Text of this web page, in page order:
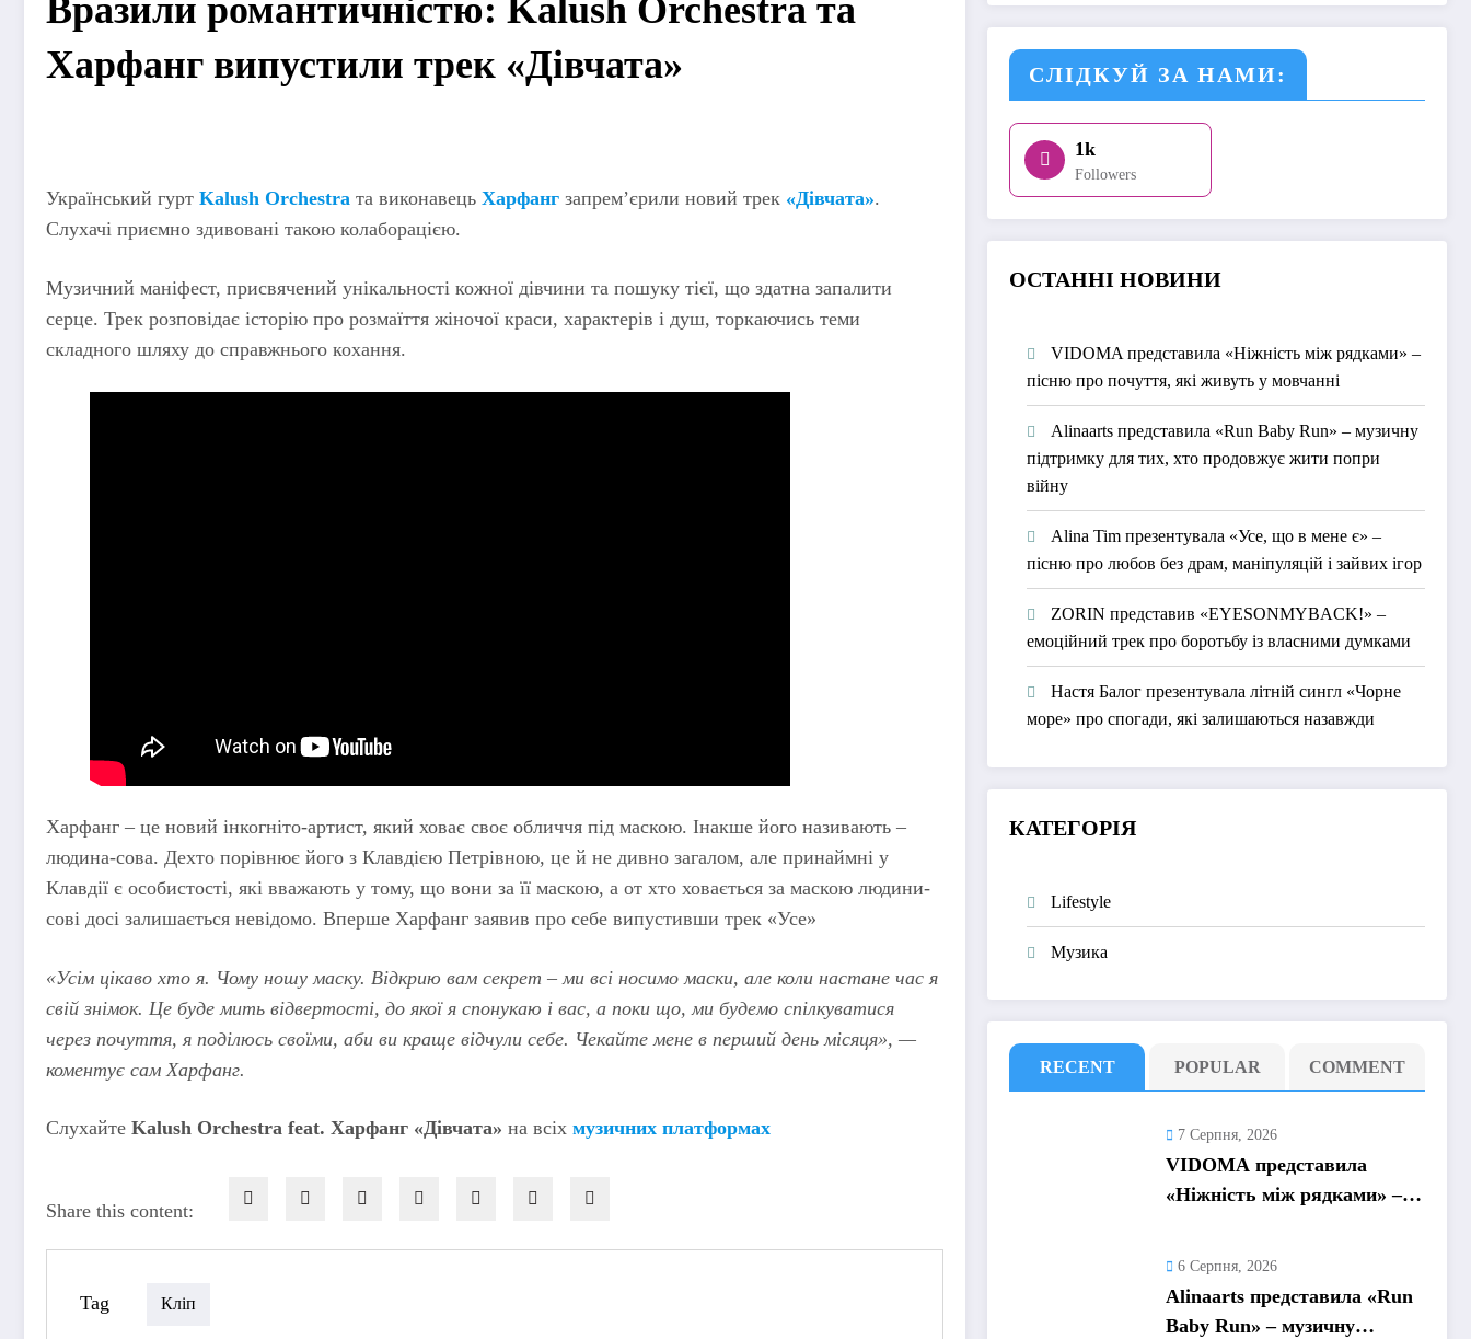
Вразили романтичністю: Kalush Orchestra та
Харфанг випустили трек «Дівчата»
Український гурт Kalush Orchestra та виконавець Харфанг запрем’єрили новий трек «Дівчата».
Слухачі приємно здивовані такою колаборацією.
Музичний маніфест, присвячений унікальності кожної дівчини та пошуку тієї, що здатна запалити
серце. Трек розповідає історію про розмаїття жіночої краси, характерів і душ, торкаючись теми
складного шляху до справжнього кохання.
Харфанг – це новий інкогніто-артист, який ховає своє обличчя під маскою. Інакше його називають –
людина-сова. Дехто порівнює його з Клавдією Петрівною, це й не дивно загалом, але принаймні у
Клавдії є особистості, які вважають у тому, що вони за її маскою, а от хто ховається за маскою людини-
сові досі залишається невідомо. Вперше Харфанг заявив про себе випустивши трек «Усе»
«Усім цікаво хто я. Чому ношу маску. Відкрию вам секрет – ми всі носимо маски, але коли настане час я
свій знімок. Це буде мить відвертості, до якої я спонукаю і вас, а поки що, ми будемо спілкуватися
через почуття, я поділюсь своїми, аби ви краще відчули себе. Чекайте мене в перший день місяця», —
коментує сам Харфанг.
Слухайте Kalush Orchestra feat. Харфанг «Дівчата» на всіх музичних платформах
Share this content:
Tag Кліп
СЛІДКУЙ ЗА НАМИ:
1k
Followers
ОСТАННІ НОВИНИ
VIDOMA представила «Ніжність між рядками» –
пісню про почуття, які живуть у мовчанні
Alinaarts представила «Run Baby Run» – музичну
підтримку для тих, хто продовжує жити попри
війну
Alina Tim презентувала «Усе, що в мене є» –
пісню про любов без драм, маніпуляцій і зайвих ігор
ZORIN представив «EYESONMYBACK!» –
емоційний трек про боротьбу із власними думками
Настя Балог презентувала літній сингл «Чорне
море» про спогади, які залишаються назавжди
КАТЕГОРІЯ
Lifestyle
Музика
RECENT POPULAR COMMENT
7 Серпня, 2026
VIDOMA представила
«Ніжність між рядками» –
6 Серпня, 2026
Alinaarts представила «Run
Baby Run» – музичну